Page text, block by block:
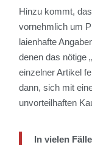
Hinzu kommt,
vornehmlich um
laienhafte
denen das nötige
einzelner Artikel
dann, sich mit
unvorteilhaften
In vielen